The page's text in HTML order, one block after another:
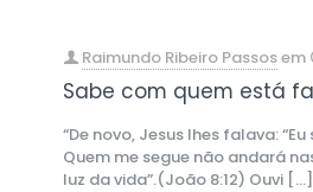
Raimundo Ribeiro Passosem
Sabe com quem está
“De novo, Jesus lhes falava:
Quem me segue não andará
luz da vida”.(João 8:12) Ouvi […]